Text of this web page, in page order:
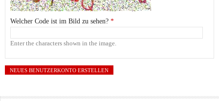
Welcher Code ist im Bild zu sehen? *
Enter the characters shown in the image.